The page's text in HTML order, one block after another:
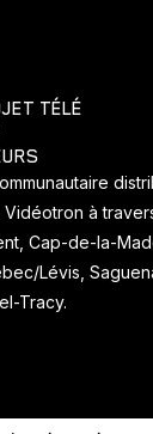
TÉLÉ
à
Cap-de-la-
Lévis,
Tracy.